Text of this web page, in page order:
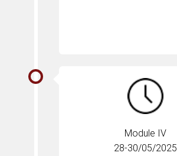
Module IV
28-30/05/2025